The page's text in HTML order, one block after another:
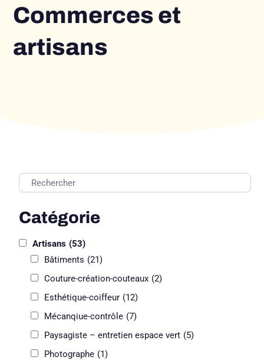
Commerces et
artisans
Catégorie
Artisans (53)
Bâtiments (21)
Couture-création-couteaux (2)
Esthétique-coiffeur (12)
Mécanqiue-contrôle (7)
Paysagiste – entretien espace vert (5)
Photographe (1)